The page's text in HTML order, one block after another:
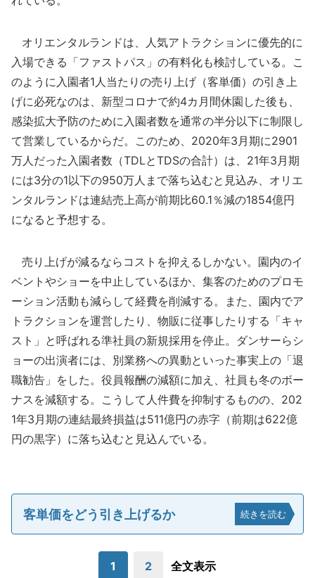
オリエンタルランドは、人気アトラクションに優先的に
入場できる「ファストパス」の有料化も検討している。こ
のように入園者1人当たりの売り上げ（客単価）の引き上
げに必死なのは、新型コロナで約4カ月間休園した後も、
感染拡大予防のために入園者数を通常の半分以下に制限し
て営業しているからだ。このため、2020年3月期に2901
万人だった入園者数（TDLとTDSの合計）は、21年3月期
には3分の1以下の950万人まで落ち込むと見込み、オリエ
ンタルランドは連結売上高が前期比60.1％減の1854億円
になると予想する。
売り上げが減るならコストを抑えるしかない。園内のイ
ベントやショーを中止しているほか、集客のためのプロモ
ーション活動も減らして経費を削減する。また、園内でア
トラクションを運営したり、物販に従事したりする「キャ
スト」と呼ばれる準社員の新規採用を停止。ダンサーらシ
ョーの出演者には、別業務への異動といった事実上の「退
職勧告」をした。役員報酬の減額に加え、社員も冬のボー
ナスを減額する。こうして人件費を抑制するものの、202
1年3月期の連結最終損益は511億円の赤字（前期は622億
円の黒字）に落ち込むと見込んでいる。
客単価をどう引き上げるか 続きを読む
1 2 全文表示